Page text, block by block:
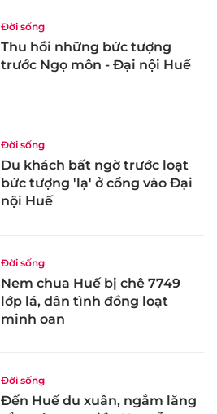
Đời sống
Thu hồi những bức tượng
trước Ngọ môn - Đại nội Huế
Đời sống
Du khách bất ngờ trước loạt
bức tượng 'lạ' ở cổng vào Đại
nội Huế
Đời sống
Nem chua Huế bị chê 7749
lớp lá, dân tình đồng loạt
minh oan
Đời sống
Đến Huế du xuân, ngắm lăng